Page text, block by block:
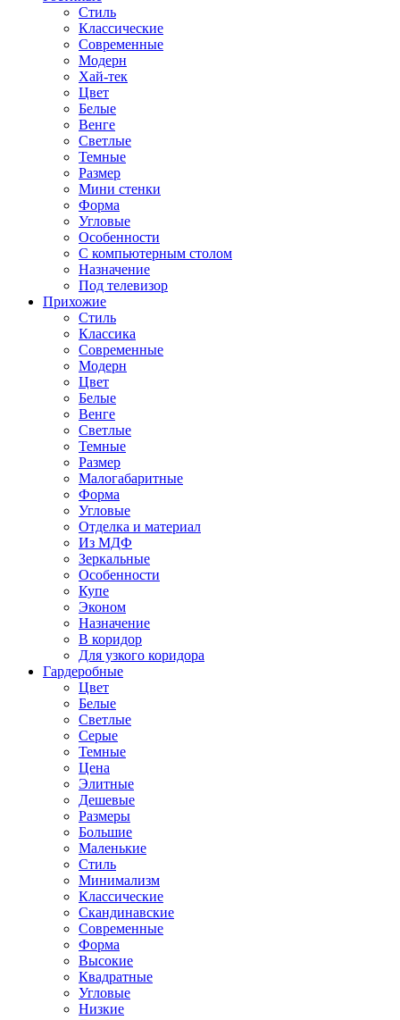
Стиль
Классические
Современные
Модерн
Хай-тек
Цвет
Белые
Венге
Светлые
Темные
Размер
Мини стенки
Форма
Угловые
Особенности
С компьютерным столом
Назначение
Под телевизор
Прихожие
Стиль
Классика
Современные
Модерн
Цвет
Белые
Венге
Светлые
Темные
Размер
Малогабаритные
Форма
Угловые
Отделка и материал
Из МДФ
Зеркальные
Особенности
Купе
Эконом
Назначение
В коридор
Для узкого коридора
Гардеробные
Цвет
Белые
Светлые
Серые
Темные
Цена
Элитные
Дешевые
Размеры
Большие
Маленькие
Стиль
Минимализм
Классические
Скандинавские
Современные
Форма
Высокие
Квадратные
Угловые
Низкие